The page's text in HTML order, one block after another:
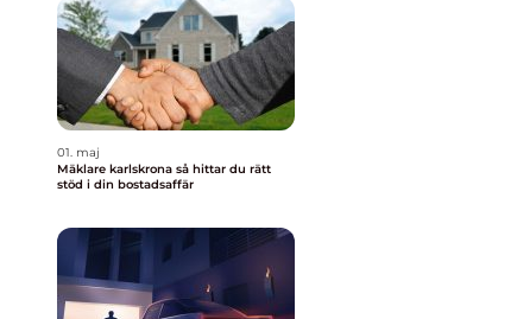
01. maj
Mäklare karlskrona så hittar du rätt
stöd i din bostadsaffär